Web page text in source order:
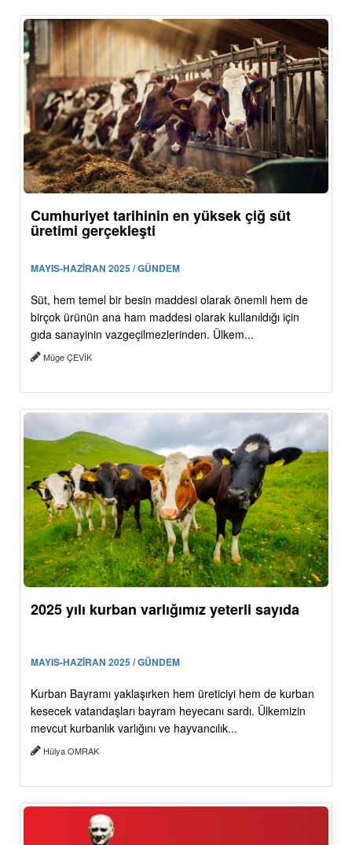
Cumhuriyet tarihinin en yüksek çiğ süt
üretimi gerçekleşti
MAYIS-HAZİRAN 2025 / GÜNDEM
Süt, hem temel bir besin maddesi olarak önemli hem de
birçok ürünün ana ham maddesi olarak kullanıldığı için
gıda sanayinin vazgeçilmezlerinden. Ülkem...
Müge ÇEVİK
2025 yılı kurban varlığımız yeterli sayıda
MAYIS-HAZİRAN 2025 / GÜNDEM
Kurban Bayramı yaklaşırken hem üreticiyi hem de kurban
kesecek vatandaşları bayram heyecanı sardı. Ülkemizin
mevcut kurbanlık varlığını ve hayvancılık...
Hülya OMRAK